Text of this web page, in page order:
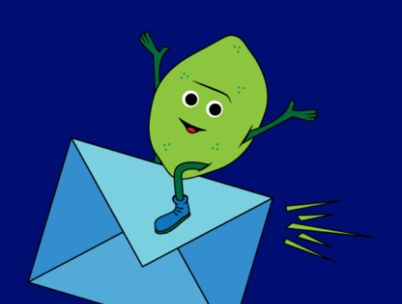
연락처 정보는 웹사이트에 있습니다.
wslowery.57@lgmd1d.org
추가하고 싶은 내용이 있나요?
긴 여정이었지만 5년 후 이 모든 것이 결실을 맺을 것입
니다. 워싱턴대학교 세인트루이스 신경근육 클리닉의
연구 및 지원 직원들에게 감사의 말씀을 전하며, 이들의
도움 없이는 불가능했을 것입니다. 감사합니다, William
S Lowery, MD
2019년 10월 22일